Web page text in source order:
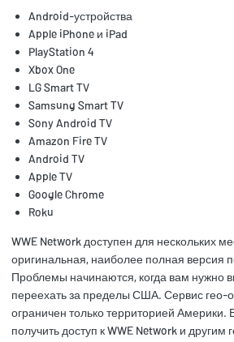
Android-устройства
Apple iPhone и iPad
PlayStation 4
Xbox One
LG Smart TV
Samsung Smart TV
Sony Android TV
Amazon Fire TV
Android TV
Apple TV
Google Chrome
Roku
WWE Network доступен для нескольких
оригинальная, наиболее полная версия
Проблемы начинаются, когда вам нужно
переехать за пределы США. Сервис гео-
ограничен только территорией Америки.
получить доступ к WWE Network и